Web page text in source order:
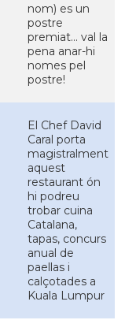
nom) es un
postre
premiat... val la
pena anar-hi
nomes pel
postre!
El Chef David
Caral porta
magistralment
aquest
restaurant ón
hi podreu
trobar cuina
Catalana,
tapas, concurs
anual de
paellas i
calçotades a
Kuala Lumpur